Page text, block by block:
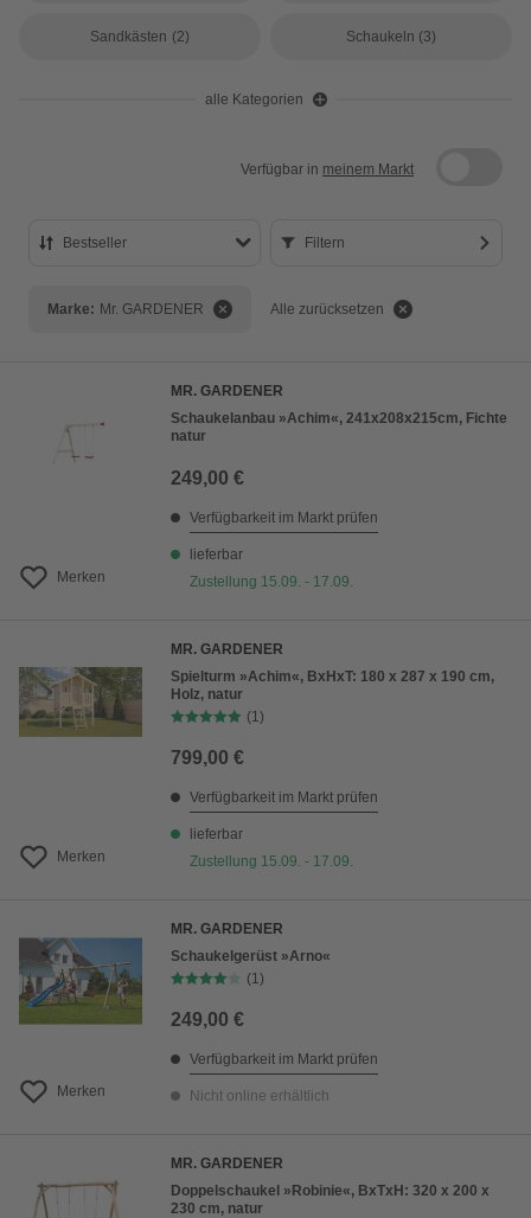
Sandkästen (2) Schaukeln (3)
alle Kategorien
Verfügbar in meinem Markt
Bestseller Filtern
Marke: Mr. GARDENER Alle zurücksetzen
Merken
MR. GARDENER
Schaukelanbau »Achim«, 241x208x215cm, Fichte
natur
249,00 €
Verfügbarkeit im Markt prüfen
lieferbar
Zustellung 15.09. - 17.09.
Merken
MR. GARDENER
Spielturm »Achim«, BxHxT: 180 x 287 x 190 cm,
Holz, natur
(1)
799,00 €
Verfügbarkeit im Markt prüfen
lieferbar
Zustellung 15.09. - 17.09.
Merken
MR. GARDENER
Schaukelgerüst »Arno«
(1)
249,00 €
Verfügbarkeit im Markt prüfen
Nicht online erhältlich
MR. GARDENER
Doppelschaukel »Robinie«, BxTxH: 320 x 200 x
230 cm, natur